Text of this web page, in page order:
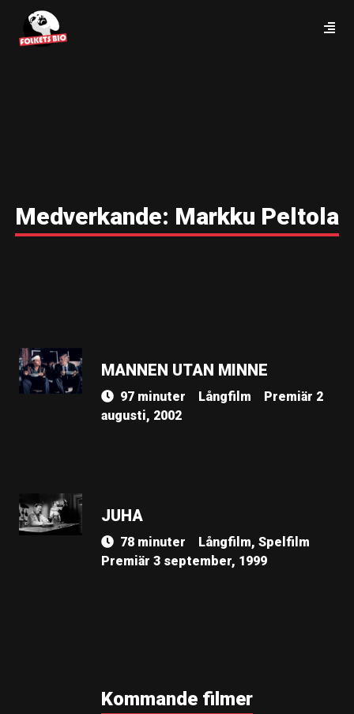
Medverkande: Markku Peltola
MANNEN UTAN MINNE
97 minuter Långfilm
Premiär 2
augusti, 2002
JUHA
78 minuter
Långfilm, Spelfilm
Premiär 3 september, 1999
Kommande filmer